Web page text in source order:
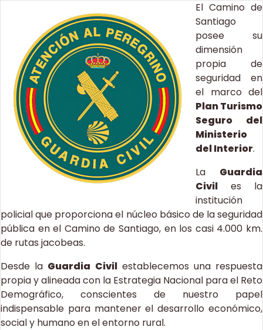
El Camino de
Santiago
posee su
dimensión
propia de
seguridad en
el marco del
Plan Turismo
Seguro del
Ministerio
del Interior.
La Guardia
Civil es la
institución
policial que proporciona el núcleo básico de la seguridad
pública en el Camino de Santiago, en los casi 4.000 km.
de rutas jacobeas.
Desde la Guardia Civilestablecemos una respuesta
propia y alineada con la Estrategia Nacional para el Reto
Demográfico, conscientes de nuestro papel
indispensable para mantener el desarrollo económico,
social y humano en el entorno rural.